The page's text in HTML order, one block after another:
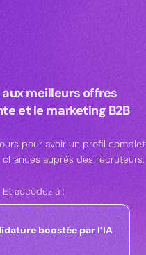
meilleurs offres
et le marketing B2B
pour avoir un profil complet
auprès des recruteurs.
Et accédez à :
boostée par l’IA